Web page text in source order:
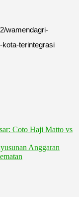
wamendagri-
kota-terintegrasi
Coto Haji Matto vs
Anggaran